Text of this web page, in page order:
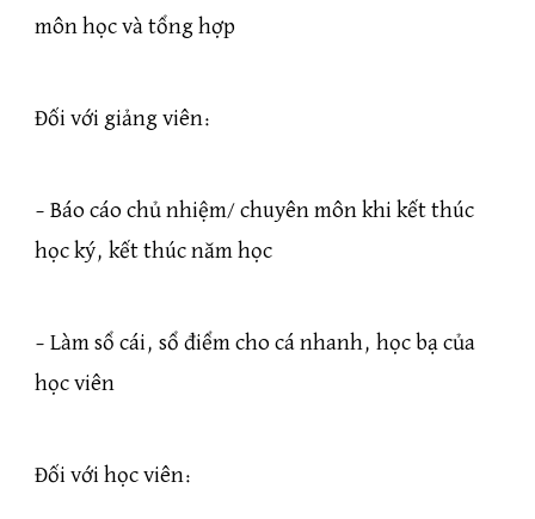
môn học và tổng hợp
Đối với giảng viên:
– Báo cáo chủ nhiệm/ chuyên môn khi kết thúc
học ký, kết thúc năm học
– Làm sổ cái, sổ điểm cho cá nhanh, học bạ của
học viên
Đối với học viên: